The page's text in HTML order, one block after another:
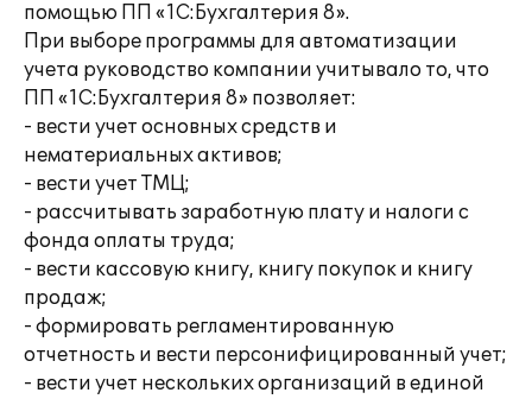
помощью ПП «1С:Бухгалтерия 8».
При выборе программы для автоматизации
учета руководство компании учитывало то, что
ПП «1С:Бухгалтерия 8» позволяет:
- вести учет основных средств и
нематериальных активов;
- вести учет ТМЦ;
- рассчитывать заработную плату и налоги с
фонда оплаты труда;
- вести кассовую книгу, книгу покупок и книгу
продаж;
- формировать регламентированную
отчетность и вести персонифицированный учет;
- вести учет нескольких организаций в единой